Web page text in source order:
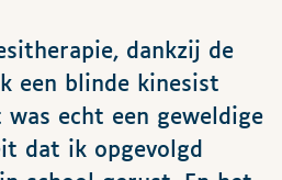
dankzij de
een blinde kinesist
echt een geweldige
dat ik opgevolgd